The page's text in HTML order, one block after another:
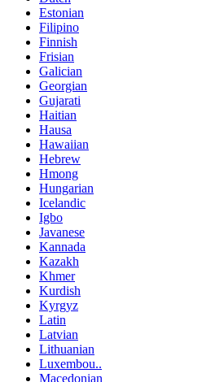
Estonian
Filipino
Finnish
Frisian
Galician
Georgian
Gujarati
Haitian
Hausa
Hawaiian
Hebrew
Hmong
Hungarian
Icelandic
Igbo
Javanese
Kannada
Kazakh
Khmer
Kurdish
Kyrgyz
Latin
Latvian
Lithuanian
Luxembou..
Macedonian